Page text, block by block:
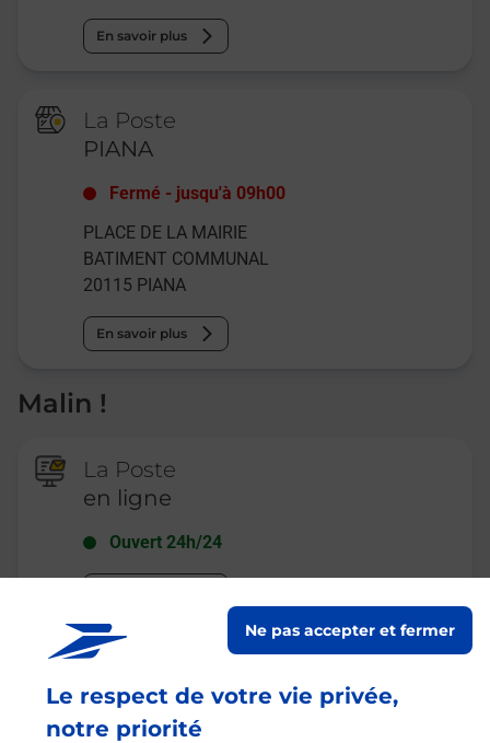
Le respect de votre vie privée,
notre priorité
Ne pas accepter et fermer
En savoir plus
La Poste
PIANA
Fermé - jusqu'à 09h00
PLACE DE LA MAIRIE
BATIMENT COMMUNAL
20115 PIANA
En savoir plus
Malin !
La Poste
en ligne
Ouvert 24h/24